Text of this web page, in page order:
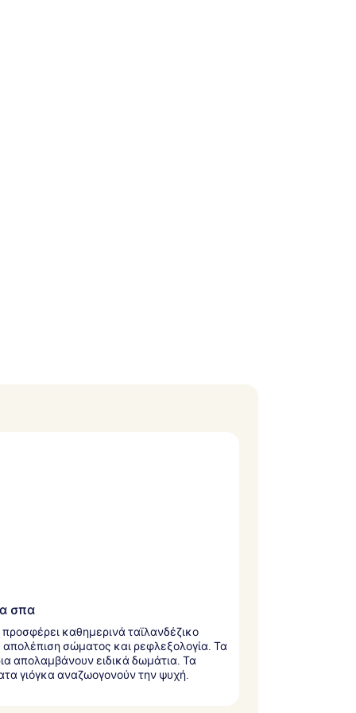
σπα
καθημερινά ταϊλανδέζικο
σώματος και ρεφλεξολογία. Τα
απολαμβάνουν ειδικά δωμάτια. Τα
γιόγκα αναζωογονούν την ψυχή.